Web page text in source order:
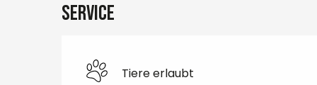
Service
Tiere erlaubt